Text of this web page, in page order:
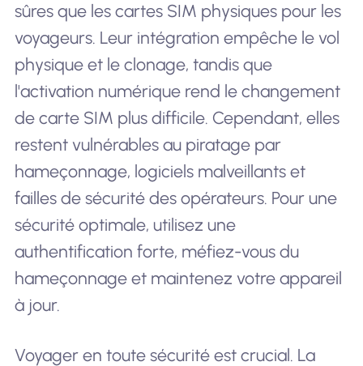
sûres que les cartes SIM physiques pour les
voyageurs. Leur intégration empêche le vol
physique et le clonage, tandis que
l'activation numérique rend le changement
de carte SIM plus difficile. Cependant, elles
restent vulnérables au piratage par
hameçonnage, logiciels malveillants et
failles de sécurité des opérateurs. Pour une
sécurité optimale, utilisez une
authentification forte, méfiez-vous du
hameçonnage et maintenez votre appareil
à jour.
Voyager en toute sécurité est crucial. La